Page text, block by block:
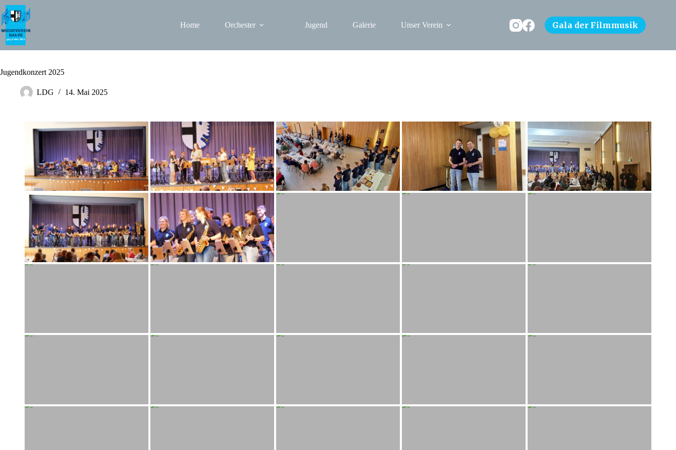
Zum
Inhalt
springen
Home Orchester Jugend Galerie Unser Verein Gala der Filmmusik
Jugendkonzert 2025
LDG 14. Mai 2025